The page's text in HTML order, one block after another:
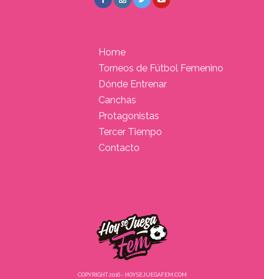
Home
Torneos de Fútbol Femenino
Dónde Entrenar
Canchas
Protagonistas
Tercer Tiempo
Contacto
COPYRIGHT 2016 - HOYSEJUEGAFEM.COM